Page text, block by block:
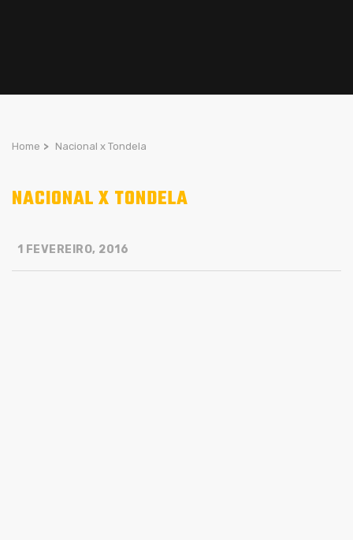
Home > Nacional x Tondela
NACIONAL X TONDELA
1 FEVEREIRO, 2016